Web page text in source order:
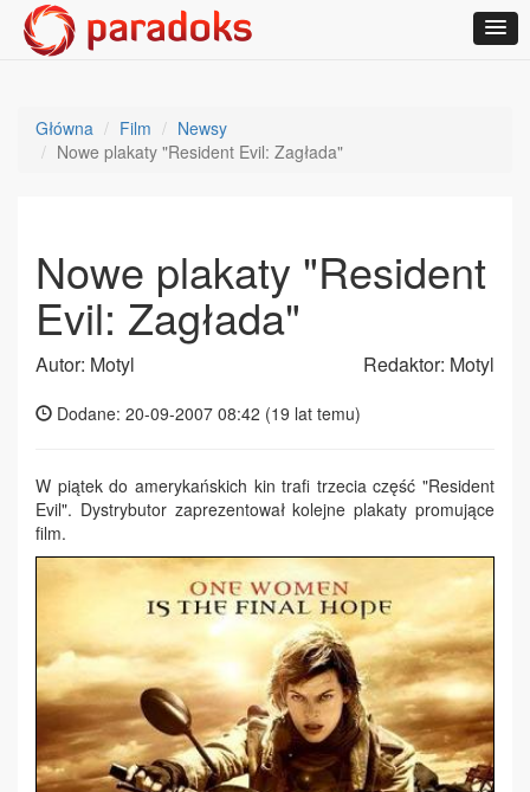
Główna Film
Newsy
Nowe plakaty "Resident Evil: Zagłada"
Nowe plakaty "Resident
Evil: Zagłada"
Autor: Motyl Redaktor: Motyl
Dodane: 20-09-2007 08:42 (19 lat temu)
W piątek do amerykańskich kin trafi trzecia część "Resident
Evil". Dystrybutor zaprezentował kolejne plakaty promujące
film.